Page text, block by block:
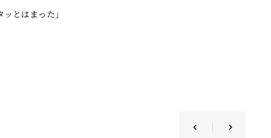
とはまった」